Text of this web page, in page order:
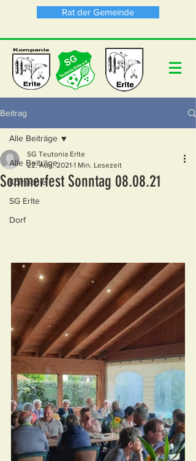
Rat der Gemeinde
Beitrag
Alle Beiträge
Kompanie
SG Erlte
Dorf
Alle Beiträge
Sommerfest Sonntag 08.08.21
SG Teutonia Erlte
22. Aug. 2021 1 Min. Lesezeit